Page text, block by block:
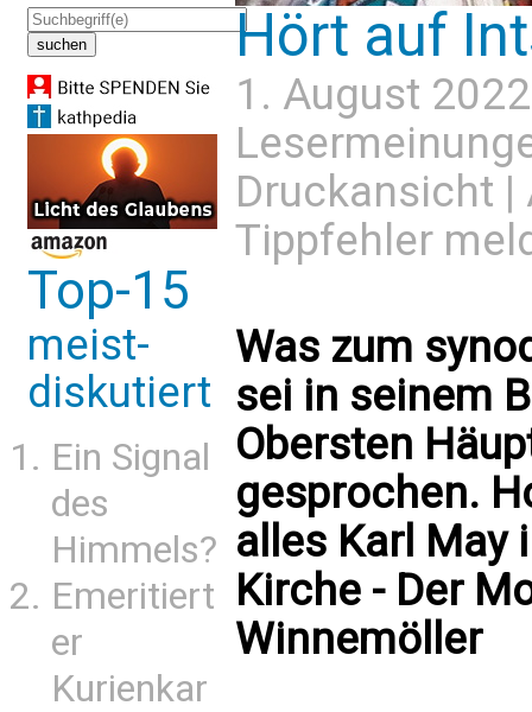
Top-15
meist-
diskutiert
Ein Signal
des
Himmels?
Emeritiert
er
Kurienkar
Hört auf
1. August
Druckansicht |
Tippfehler
Was zum
sei in seinem
Obersten
gesprochen.
alles Karl May
Kirche - Der
Winnemöller